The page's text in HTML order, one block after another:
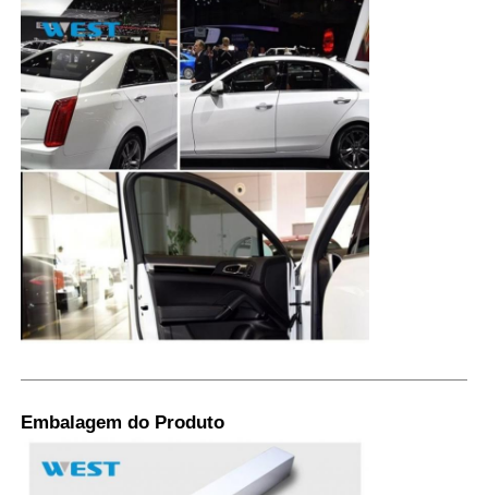
Embalagem do Produto